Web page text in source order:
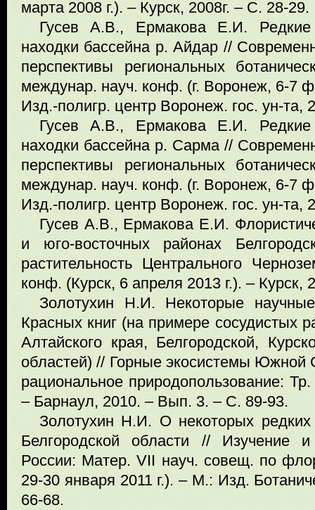
марта 2008 г.). – Курск, 2008г. – С. 28-29.
Гусев А.В., Ермакова Е.И.
находки бассейна р. Айдар //
перспективы региональных
междунар. науч. конф. (г. Воронеж, 6-7
Изд.-полигр. центр Воронеж. гос. ун-та,
Гусев А.В., Ермакова Е.И.
находки бассейна р. Сарма //
перспективы региональных
междунар. науч. конф. (г. Воронеж, 6-7
Изд.-полигр. центр Воронеж. гос. ун-та,
Гусев А.В., Ермакова Е.И.
и юго-восточных районах
растительность Центрального
конф. (Курск, 6 апреля 2013 г.). – Курск,
Золотухин Н.И. Некоторые
Красных книг (на примере сосудистых
Алтайского края, Белгородской,
областей) // Горные экосистемы Южной
рациональное природопользование: Тр.
– Барнаул, 2010. – Вып. 3. – С. 89-93.
Золотухин Н.И. О некоторых редких
Белгородской области // Изучение
России: Матер. VII науч. совещ. по
29-30 января 2011 г.). – М.: Изд.
66-68.